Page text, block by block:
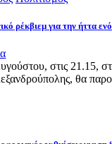
ρέκβιεμ για την ήττα
στις 21.15,
θα